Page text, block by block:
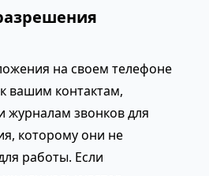
на своем телефоне
вашим контактам,
звонков для
которому они не
работы. Если